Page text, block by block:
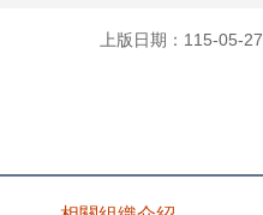
上版日期：115-05-27